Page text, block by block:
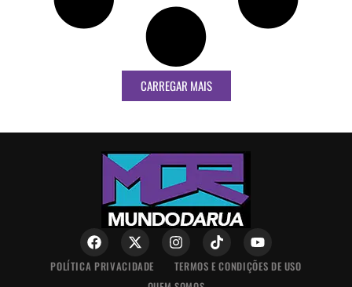
CARREGAR MAIS
POLÍTICA PRIVACIDADE
TERMOS E CONDIÇÕES DE USO